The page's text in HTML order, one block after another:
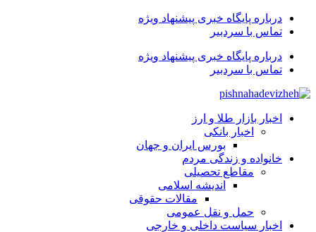
درباره پایگاه خبری پیشنهاد ویژه
تماس با سردبیر
درباره پایگاه خبری پیشنهاد ویژه
تماس با سردبیر
اخبار بازار طلا و ارز
اخبار بانکی
بورس ایران و جهان
خانواده و زندگی مردم
مقاطع تحصیلی
اندیشه اسلامی
مقالات حقوقی
حمل و نقل عمومی
اخبار سیاست داخلی و خارجی